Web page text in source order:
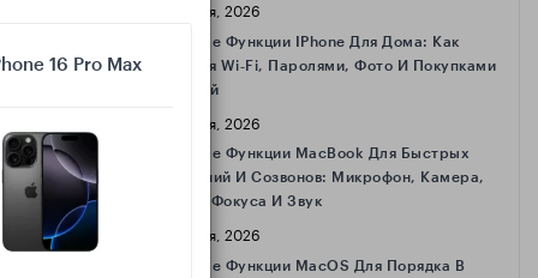
16 Апреля, 2026
Полезные Функции IPhone Для Дома: Как
Делиться Wi‑Fi, Паролями, Фото И Покупками
С Семьёй
16 Апреля, 2026
Полезные Функции MacBook Для Быстрых
Совещаний И Созвонов: Микрофон, Камера,
Режимы Фокуса И Звук
16 Апреля, 2026
Полезные Функции MacOS Для Порядка В
16 Pro Max